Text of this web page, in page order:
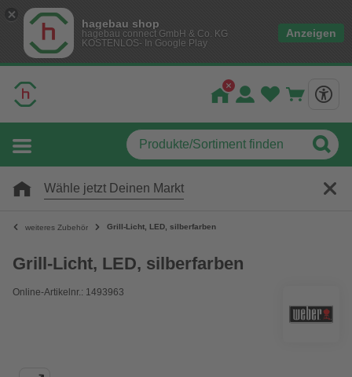
hagebau shop
hagebau connect GmbH & Co. KG
KOSTENLOS- In Google Play
Anzeigen
Wähle jetzt Deinen Markt
weiteres Zubehör Grill-Licht, LED, silberfarben
Grill-Licht, LED, silberfarben
Online-Artikelnr.: 1493963